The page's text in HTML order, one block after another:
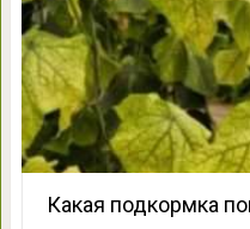
Какая подкормка